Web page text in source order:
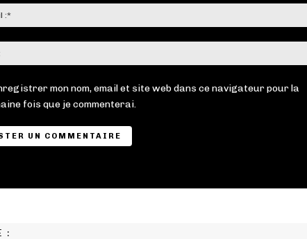
mon nom, email et site web dans ce navigateur pour la
fois que je commenterai.
: